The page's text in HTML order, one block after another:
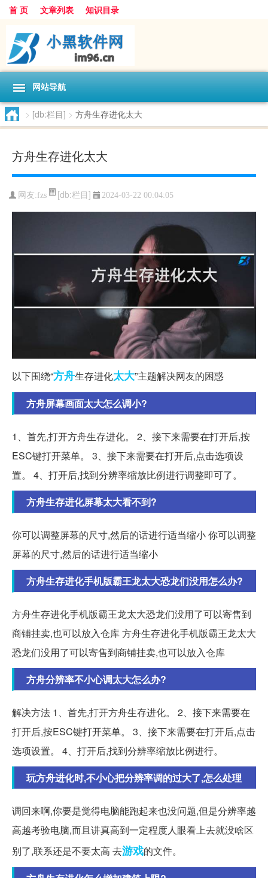
首 页 文章列表 知识目录
网站导航
> [db:栏目] > 方舟生存进化太大
方舟生存进化太大
网友:fzs [db:栏目] 2024-03-22 00:04:05
以下围绕“方舟生存进化太大”主题解决网友的困惑
方舟屏幕画面太大怎么调小?
1、首先,打开方舟生存进化。 2、接下来需要在打开后,按
ESC键打开菜单。 3、接下来需要在打开后,点击选项设
置。 4、打开后,找到分辨率缩放比例进行调整即可了。
方舟生存进化屏幕太大看不到?
你可以调整屏幕的尺寸,然后的话进行适当缩小 你可以调整
屏幕的尺寸,然后的话进行适当缩小
方舟生存进化手机版霸王龙太大恐龙们没用怎么办?
方舟生存进化手机版霸王龙太大恐龙们没用了可以寄售到
商铺挂卖,也可以放入仓库 方舟生存进化手机版霸王龙太大
恐龙们没用了可以寄售到商铺挂卖,也可以放入仓库
方舟分辨率不小心调太大怎么办?
解决方法 1、首先,打开方舟生存进化。 2、接下来需要在
打开后,按ESC键打开菜单。 3、接下来需要在打开后,点击
选项设置。 4、打开后,找到分辨率缩放比例进行。
玩方舟进化时,不小心把分辨率调的过大了,怎么处理
调回来啊,你要是觉得电脑能跑起来也没问题,但是分辨率越
高越考验电脑,而且讲真高到一定程度人眼看上去就没啥区
别了,联系还是不要太高 去游戏的文件。